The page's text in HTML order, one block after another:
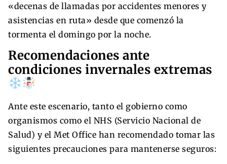
«decenas de llamadas por accidentes menores y
asistencias en ruta» desde que comenzó la
tormenta el domingo por la noche.
Recomendaciones ante
condiciones invernales extremas
Ante este escenario, tanto el gobierno como
organismos como el NHS (Servicio Nacional de
Salud) y el Met Office han recomendado tomar las
siguientes precauciones para mantenerse seguros: